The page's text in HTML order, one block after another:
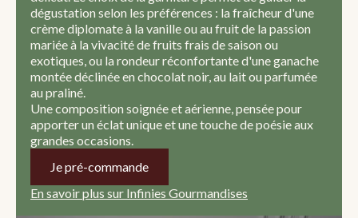
dégustation selon les préférences : la fraîcheur d'une
crème diplomate à la vanille ou au fruit de la passion
mariée à la vivacité de fruits frais de saison ou
exotiques, ou la rondeur réconfortante d'une ganache
montée déclinée en chocolat noir, au lait ou parfumée
au praliné.
Une composition soignée et aérienne, pensée pour
apporter un éclat unique et une touche de poésie aux
grandes occasions.
Je pré-commande
En savoir plus sur Infinies Gourmandises